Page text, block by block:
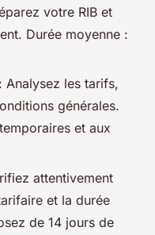
votre RIB et
Durée moyenne :
: Analysez les tarifs,
générales.
et aux
attentivement
et la durée
de 14 jours de